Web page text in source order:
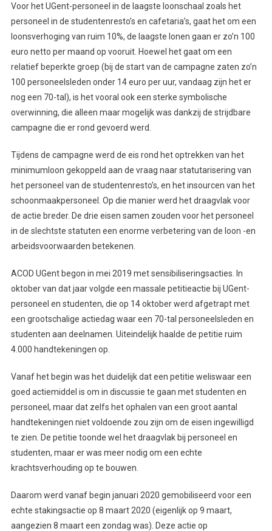
Voor het UGent-personeel in de laagste loonschaal zoals het
personeel in de studentenresto’s en cafetaria’s, gaat het om een
loonsverhoging van ruim 10%, de laagste lonen gaan er zo’n 100
euro netto per maand op vooruit. Hoewel het gaat om een
relatief beperkte groep (bij de start van de campagne zaten zo’n
100 personeelsleden onder 14 euro per uur, vandaag zijn het er
nog een 70-tal), is het vooral ook een sterke symbolische
overwinning, die alleen maar mogelijk was dankzij de strijdbare
campagne die er rond gevoerd werd.
Tijdens de campagne werd de eis rond het optrekken van het
minimumloon gekoppeld aan de vraag naar statutarisering van
het personeel van de studentenresto’s, en het insourcen van het
schoonmaakpersoneel. Op die manier werd het draagvlak voor
de actie breder. De drie eisen samen zouden voor het personeel
in de slechtste statuten een enorme verbetering van de loon -en
arbeidsvoorwaarden betekenen.
ACOD UGent begon in mei 2019 met sensibiliseringsacties. In
oktober van dat jaar volgde een massale petitieactie bij UGent-
personeel en studenten, die op 14 oktober werd afgetrapt met
een grootschalige actiedag waar een 70-tal personeelsleden en
studenten aan deelnamen. Uiteindelijk haalde de petitie ruim
4.000 handtekeningen op.
Vanaf het begin was het duidelijk dat een petitie weliswaar een
goed actiemiddel is om in discussie te gaan met studenten en
personeel, maar dat zelfs het ophalen van een groot aantal
handtekeningen niet voldoende zou zijn om de eisen ingewilligd
te zien. De petitie toonde wel het draagvlak bij personeel en
studenten, maar er was meer nodig om een echte
krachtsverhouding op te bouwen.
Daarom werd vanaf begin januari 2020 gemobiliseerd voor een
echte stakingsactie op 8 maart 2020 (eigenlijk op 9 maart,
aangezien 8 maart een zondag was). Deze actie op